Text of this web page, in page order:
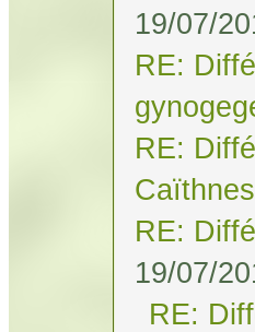
19/07/
RE:
RE:
RE:
19/07/
RE: